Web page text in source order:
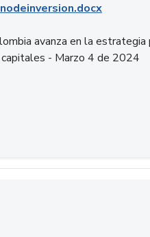
avanza en la estrategia
- Marzo 4 de 2024